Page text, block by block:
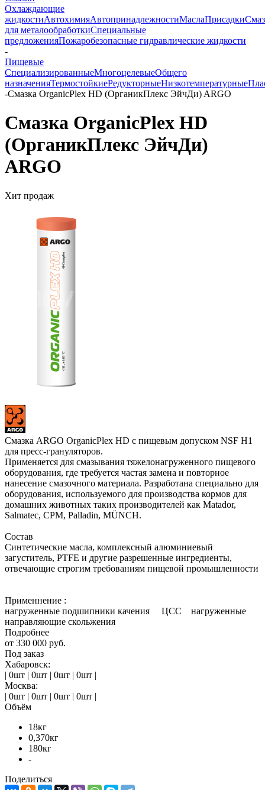
Охлаждающие
жидкостиАвтохимияАвтопринадлежностиМаслаПрисадки
для металообработкиСпециальные
предложенияПожаробезопасные гидравлические жидкости
-
Пищевые
СпециализированныеМногоцелевыеОбщего
назначенияТермостойкиеРедукторныеНизкотемпературные
-Смазка OrganicPlex HD (ОрганикПлекс ЭйчДи) ARGO
Смазка OrganicPlex HD
(ОрганикПлекс ЭйчДи)
ARGO
Хит продаж
Cмазка ARGO OrganicPlex HD с пищевым допуском NSF H1
для пресс-грануляторов.
Применяется для смазывания тяжелонагруженного пищевого
оборудования, где требуется частая замена и повторное
нанесение смазочного материала. Разработана специально для
оборудования, используемого для производства кормов для
домашних животных таких производителей как Matador,
Salmatec, CPM, Palladin, MÜNCH.
Состав
Синтетические масла, комплексный алюминиевый
загуститель, PTFE и другие разрешенные ингредиенты,
отвечающие строгим требованиям пищевой промышленности
Применнение :
нагруженные подшипники качения ЦСС нагруженные
направляющие скольжения
Подробнее
от 330 000 руб.
Под заказ
Хабаровск:
| 0шт | 0шт | 0шт | 0шт |
Москва:
| 0шт | 0шт | 0шт | 0шт |
Объём
18кг
0,370кг
180кг
-
Поделиться